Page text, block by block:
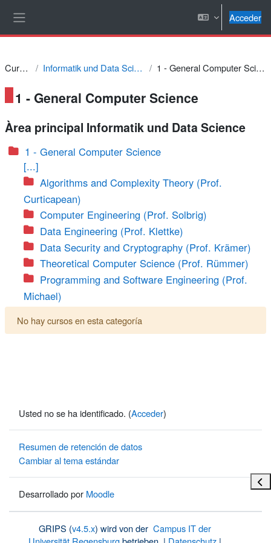
Acceder
Cursos Informatik und Data Science 1 - General Computer Science
1 - General Computer Science
Àrea principal Informatik und Data Science
1 - General Computer Science
[...]
Algorithms and Complexity Theory (Prof.
Curticapean)
Computer Engineering (Prof. Solbrig)
Data Engineering (Prof. Klettke)
Data Security and Cryptography (Prof. Krämer)
Theoretical Computer Science (Prof. Rümmer)
Programming and Software Engineering (Prof.
Michael)
No hay cursos en esta categoría
Usted no se ha identificado. (Acceder)
Resumen de retención de datos
Cambiar al tema estándar
Desarrollado por Moodle
GRIPS (v4.5.x) wird von der Campus IT der